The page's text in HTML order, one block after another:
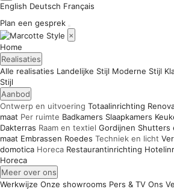
English Deutsch Français
Plan een gesprek
×
Home
Realisaties
Alle realisaties Landelijke Stijl Moderne Stijl
Stijl
Aanbod
Ontwerp en uitvoering Totaalinrichting
maat Per ruimte Badkamers Slaapkamers
Dakterras Raam en textiel Gordijnen Shutters
maat Embrassen Roedes Techniek en licht
domotica Horeca Restaurantinrichting
Horeca
Meer over ons
Werkwijze Onze showrooms Pers & TV Ons